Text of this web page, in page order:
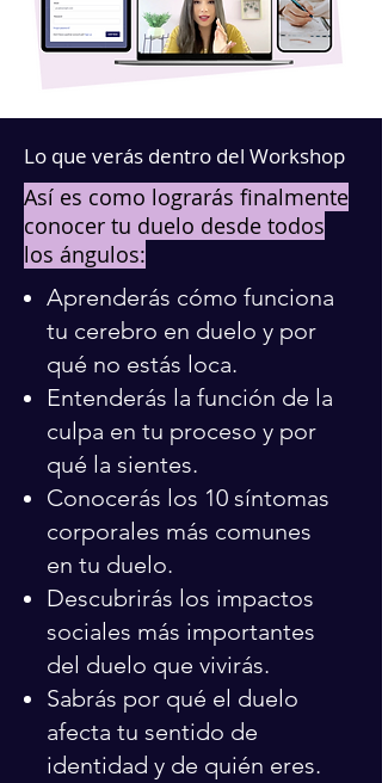
Lo que verás dentro del Workshop
Así es como lograrás finalmente
conocer tu duelo desde todos
los ángulos:
Aprenderás cómo funciona
tu cerebro en duelo y por
qué no estás loca.
Entenderás la función de la
culpa en tu proceso y por
qué la sientes.
Conocerás los 10 síntomas
corporales más comunes
en tu duelo.
Descubrirás los impactos
sociales más importantes
del duelo que vivirás.
Sabrás por qué el duelo
afecta tu sentido de
identidad y de quién eres.